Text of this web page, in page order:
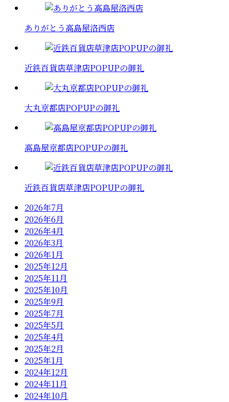
ありがとう高島屋洛西店
近鉄百貨店草津店POPUPの御礼
大丸京都店POPUPの御礼
高島屋京都店POPUPの御礼
近鉄百貨店草津店POPUPの御礼
2026年7月
2026年6月
2026年4月
2026年3月
2026年1月
2025年12月
2025年11月
2025年10月
2025年9月
2025年7月
2025年5月
2025年4月
2025年2月
2025年1月
2024年12月
2024年11月
2024年10月